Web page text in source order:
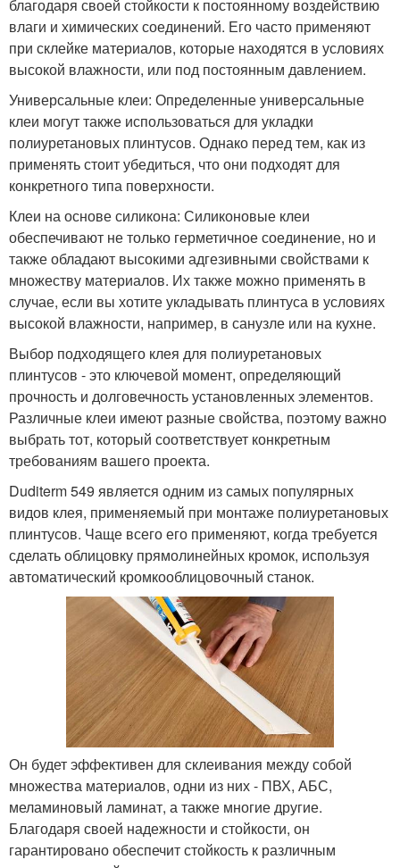
благодаря своей стойкости к постоянному воздействию
влаги и химических соединений. Его часто применяют
при склейке материалов, которые находятся в условиях
высокой влажности, или под постоянным давлением.
Универсальные клеи: Определенные универсальные
клеи могут также использоваться для укладки
полиуретановых плинтусов. Однако перед тем, как из
применять стоит убедиться, что они подходят для
конкретного типа поверхности.
Клеи на основе силикона: Силиконовые клеи
обеспечивают не только герметичное соединение, но и
также обладают высокими адгезивными свойствами к
множеству материалов. Их также можно применять в
случае, если вы хотите укладывать плинтуса в условиях
высокой влажности, например, в санузле или на кухне.
Выбор подходящего клея для полиуретановых
плинтусов - это ключевой момент, определяющий
прочность и долговечность установленных элементов.
Различные клеи имеют разные свойства, поэтому важно
выбрать тот, который соответствует конкретным
требованиям вашего проекта.
Duditerm 549 является одним из самых популярных
видов клея, применяемый при монтаже полиуретановых
плинтусов. Чаще всего его применяют, когда требуется
сделать облицовку прямолинейных кромок, используя
автоматический кромкооблицовочный станок.
Он будет эффективен для склеивания между собой
множества материалов, одни из них - ПВХ, АБС,
меламиновый ламинат, а также многие другие.
Благодаря своей надежности и стойкости, он
гарантировано обеспечит стойкость к различным